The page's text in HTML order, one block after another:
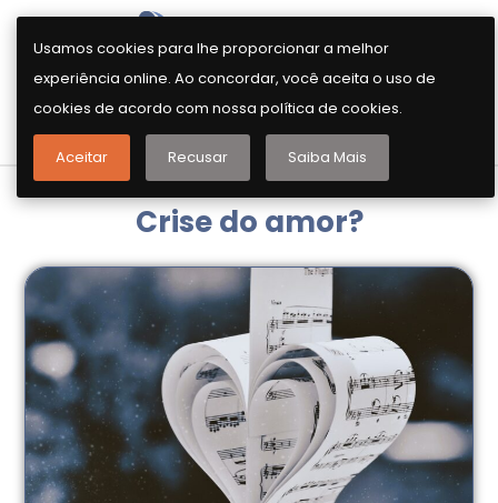
AGENDE SUA CONVERSA INICIAL
Crise do amor?
Usamos cookies para lhe proporcionar a melhor
experiência online. Ao concordar, você aceita o uso de
cookies de acordo com nossa política de cookies.
Aceitar Recusar Saiba Mais